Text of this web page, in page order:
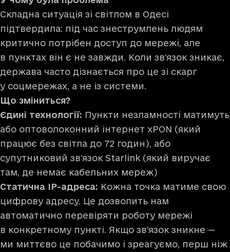
Складна ситуація зі світлом в Одесі
підтвердила: під час знеструмлень людям
критично потрібен доступ до мережі, але
в пунктах він є не завжди. Коли зв’язок зникає,
держава часто дізнається про це зі скарг
у соцмережах, а не із системи.
Що зміниться?
Єдині технології: Пункти незламності матимуть
або оптоволоконний інтернет хPON (який
працює без світла до 72 годин), або
супутниковий зв’язок Starlink (який виручає
там, де немає кабельних мереж)
Статична IP-адреса: Кожна точка матиме свою
цифрову адресу. Це дозволить нам
автоматично перевіряти роботу мережі
в конкретному пункті. Якщо зв’язок зникне —
ми миттєво це побачимо і зреагуємо, перш ніж